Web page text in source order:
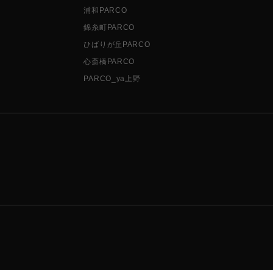
浦和PARCO
錦糸町PARCO
ひばりが丘PARCO
心斎橋PARCO
PARCO_ya上野